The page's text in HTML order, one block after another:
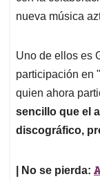
nueva música
Uno de ellos es
participación en
quien ahora
sencillo que el
discográfico,
| No se pierda: